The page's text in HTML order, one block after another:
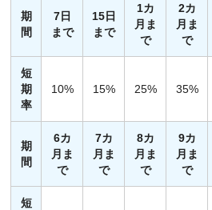
期
間
7日
まで
15日
まで
1カ
月ま
で
2カ
月ま
で
短
期
率
10% 15% 25% 35%
期
間
6カ
月ま
で
7カ
月ま
で
8カ
月ま
で
9カ
月ま
で
短